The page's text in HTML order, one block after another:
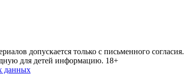
допускается только с письменного согласия.
для детей информацию. 18+
данных